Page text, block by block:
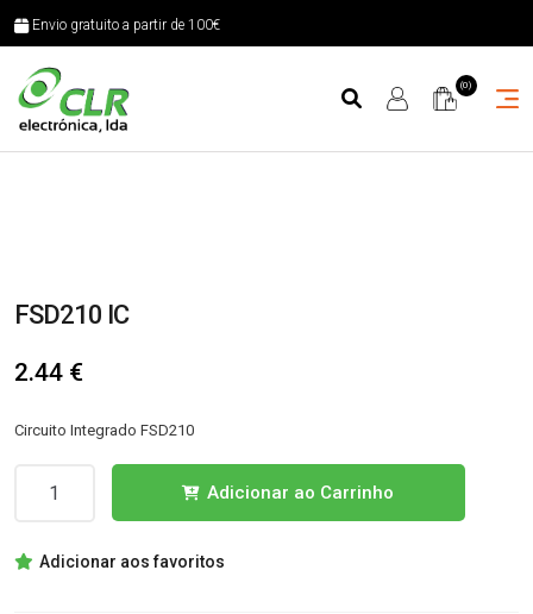
Envio gratuito a partir de 100€
(0)
FSD210 IC
2.44 €
Circuito Integrado FSD210
IC
Adicionar ao Carrinho
Adicionar aos favoritos